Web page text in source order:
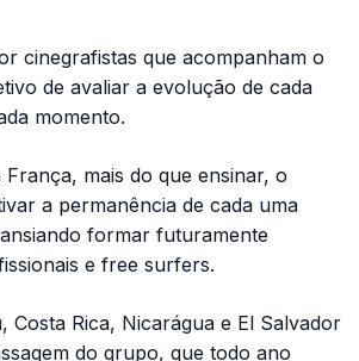
cinegrafistas que acompanham o
de avaliar a evolução de cada
momento.
França, mais do que ensinar, o
a permanência de cada uma
formar futuramente
e free surfers.
Costa Rica, Nicarágua e El Salvador
do grupo, que todo ano